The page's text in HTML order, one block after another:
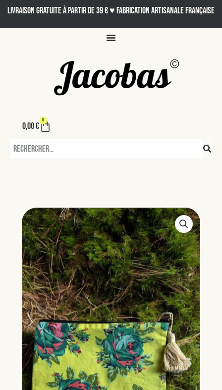
Aller
contenu
LIVRAISON GRATUITE À PARTIR DE 39 € ♥ Fabrication artisanale française
0,00€
0
Panier